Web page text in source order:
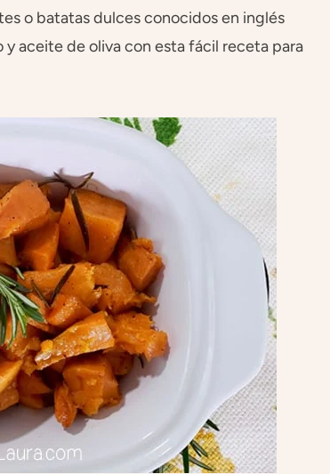
o batatas dulces conocidos en inglés
aceite de oliva con esta fácil receta para